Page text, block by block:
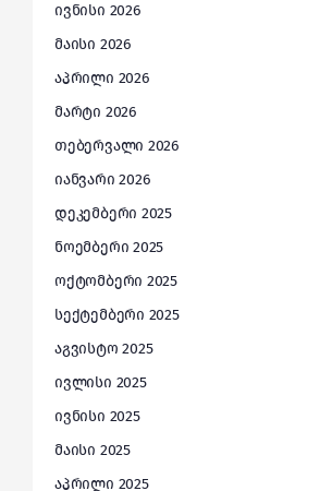
ივნისი 2026
მაისი 2026
აპრილი 2026
მარტი 2026
თებერვალი 2026
იანვარი 2026
დეკემბერი 2025
ნოემბერი 2025
ოქტომბერი 2025
სექტემბერი 2025
აგვისტო 2025
ივლისი 2025
ივნისი 2025
მაისი 2025
აპრილი 2025